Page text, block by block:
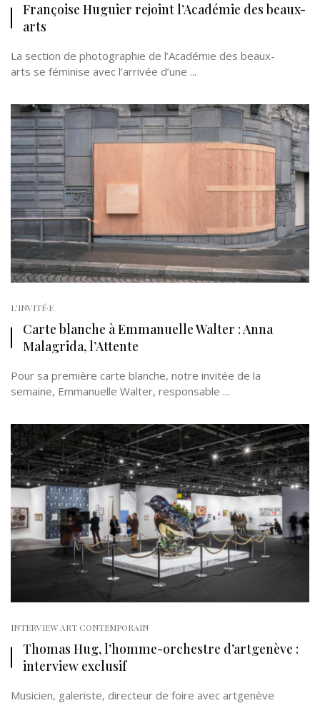
Françoise Huguier rejoint l’Académie des beaux-
arts
La section de photographie de l’Académie des beaux-
arts se féminise avec l’arrivée d’une ...
L'INVITÉ·E
Carte blanche à Emmanuelle Walter : Anna
Malagrida, l’Attente
Pour sa première carte blanche, notre invitée de la
semaine, Emmanuelle Walter, responsable ...
INTERVIEW ART CONTEMPORAIN
Thomas Hug, l’homme-orchestre d’artgenève :
interview exclusif
Musicien, galeriste, directeur de foire avec artgenève